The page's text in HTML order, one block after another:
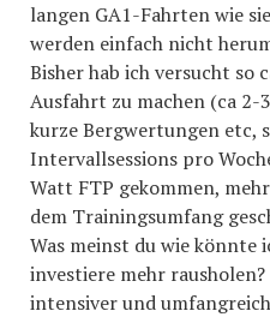
langen GA1-Fahrten wie
werden einfach nicht
Bisher hab ich versucht so
Ausfahrt zu machen (ca 2-
kurze Bergwertungen etc,
Intervallsessions pro
Watt FTP gekommen,
dem Trainingsumfang
Was meinst du wie könnte
investiere mehr
intensiver und